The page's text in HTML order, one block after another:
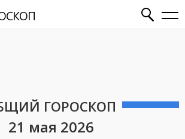
ГОРОСКОП
21 мая 2026